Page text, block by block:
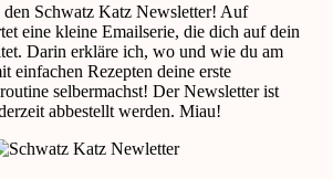
Schwatz Katz Newsletter! Auf
eine kleine Emailserie, die dich auf dein
Darin erkläre ich, wo und wie du am
einfachen Rezepten deine erste
selbermachst! Der Newsletter ist
abbestellt werden. Miau!